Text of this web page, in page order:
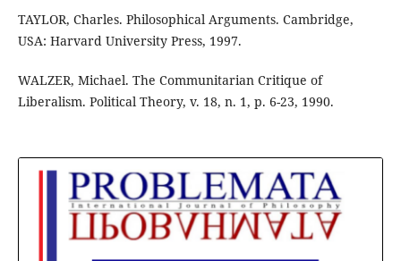
TAYLOR, Charles. Philosophical Arguments. Cambridge,
USA: Harvard University Press, 1997.
WALZER, Michael. The Communitarian Critique of
Liberalism. Political Theory, v. 18, n. 1, p. 6-23, 1990.